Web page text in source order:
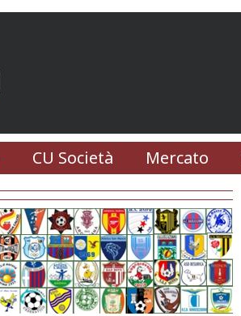
CU Società Mercato